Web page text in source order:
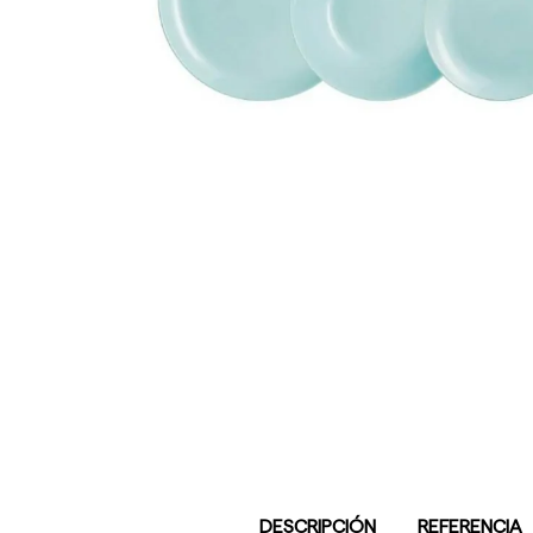
DESCRIPCIÓN REFERENCIA